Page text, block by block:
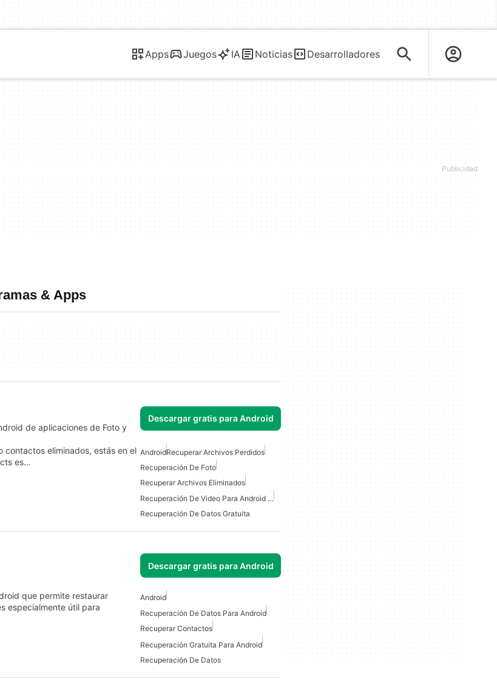
Apps Juegos IA Noticias Desarrolladores
& Apps
de aplicaciones de Foto y
Descargar gratis para Android
contactos eliminados, estás en el
es…
AndroidRecuperar Archivos Perdidos
Recuperación De Foto
Recuperar Archivos Eliminados
Recuperación De Video Para Android Gratis
Recuperación De Datos Gratuita
Descargar gratis para Android
que permite restaurar
especialmente útil para
Android
Recuperación De Datos Para Android
Recuperar Contactos
Recuperación Gratuita Para Android
Recuperación De Datos